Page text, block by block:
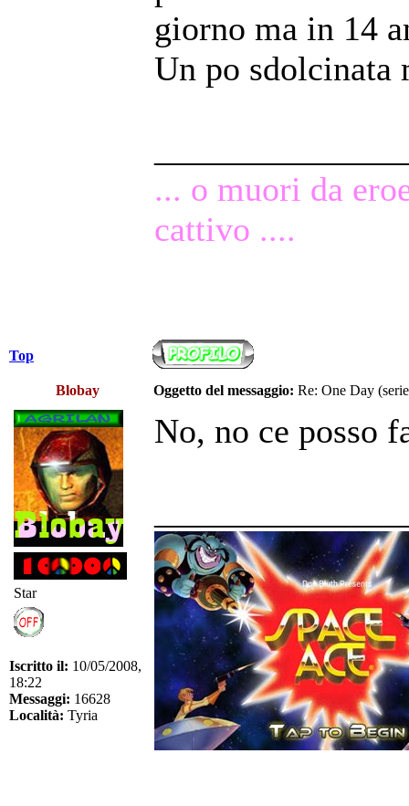
giorno ma in 14
Un po sdolcinata
... o muori da
cattivo ....
Top
Blobay Oggetto del messaggio: Re: One Day
Star
Iscritto il: 10/05/2008,
18:22
Messaggi: 16628
Località: Tyria
No, no ce posso